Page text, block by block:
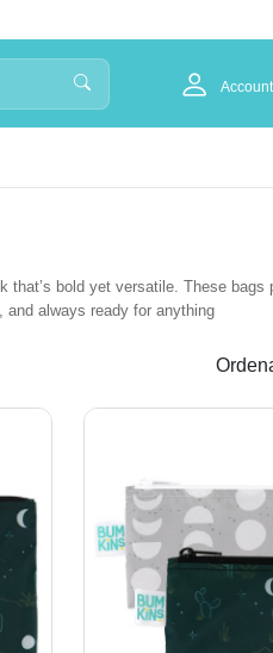
Account
that’s bold yet versatile. These bags
always ready for anything